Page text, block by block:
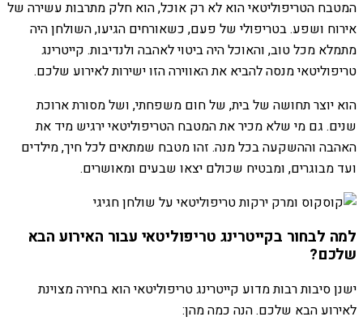
המטבח הטריפוליטאי הוא לא רק אוכל, הוא חלק מתרבות עשירה של
אירוח ושפע. בטריפולי של פעם, כשאורחים הגיעו, השולחן היה
מתמלא מכל טוב, והאוכל היה ביטוי לאהבה ולנדיבות. קייטרינג
טריפוליטאי מנסה להביא את האווירה הזו ישירות לאירוע שלכם.
הוא יוצר תחושה של בית, של חום משפחתי, ושל מסורת ארוכת
שנים. גם מי שלא מכיר את המטבח הטריפוליטאי ירגיש מיד את
האהבה וההשקעה בכל מנה. זהו מטבח שמתאים לכל חיך, מילדים
ועד מבוגרים, ומבטיח שכולם יצאו שבעים ומאושרים.
למה לבחור בקייטרינג טריפוליטאי עבור האירוע הבא
שלכם?
ישנן סיבות רבות מדוע קייטרינג טריפוליטאי הוא בחירה מצוינת
לאירוע הבא שלכם. הנה כמה מהן: